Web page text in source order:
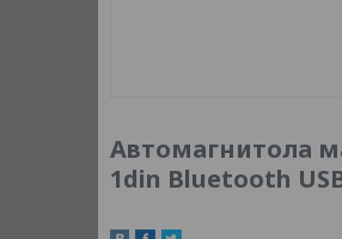
Автомагнитола
1din Bluetooth